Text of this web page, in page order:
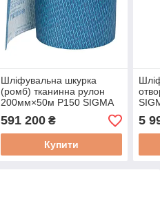
Шліфувальна шкурка
(ромб) тканинна рулон
200мм×50м P150 SIGMA
(9111281)
591 200₴
Купити
5